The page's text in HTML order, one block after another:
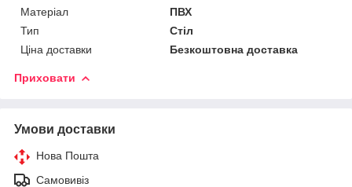
Матеріал
ПВХ
Тип
Стіл
Ціна доставки
Безкоштовна доставка
Приховати
Умови доставки
Нова Пошта
Самовивіз